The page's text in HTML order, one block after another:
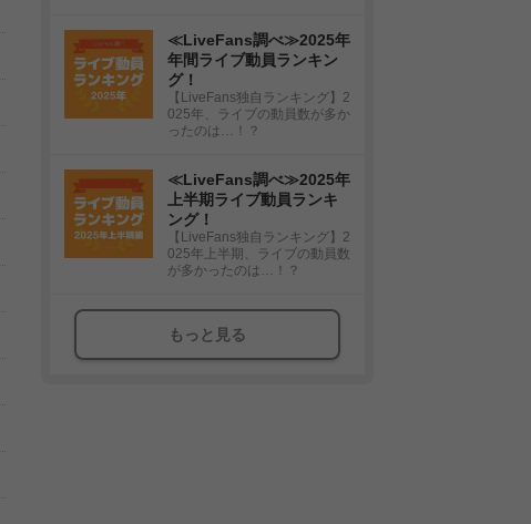
≪LiveFans調べ≫2025年
年間ライブ動員ランキン
グ！
【LiveFans独自ランキング】2
025年、ライブの動員数が多か
ったのは…！？
≪LiveFans調べ≫2025年
上半期ライブ動員ランキ
ング！
【LiveFans独自ランキング】2
025年上半期、ライブの動員数
が多かったのは…！？
もっと見る